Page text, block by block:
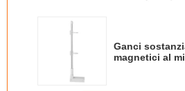
Ganci
magnetici al